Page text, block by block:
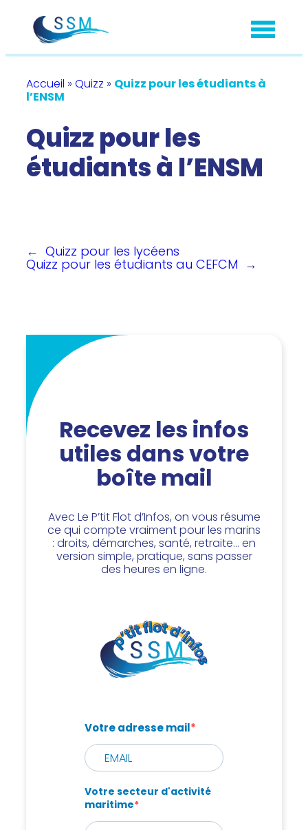
contenu
Accueil » Quizz » Quizz pour les étudiants à
l’ENSM
Quizz pour les
étudiants à l’ENSM
← Quizz pour les lycéens
Quizz pour les étudiants au CEFCM →
Recevez les infos
utiles dans votre
boîte mail
Avec Le P’tit Flot d’Infos, on vous résume
ce qui compte vraiment pour les marins
: droits, démarches, santé, retraite… en
version simple, pratique, sans passer
des heures en ligne.
Votre adresse mail
Votre secteur d'activité
maritime